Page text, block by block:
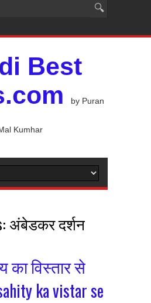
Best
by Puran
Kumhar
अंबेडकर दर्शन
का विस्तार से
ka vistar se